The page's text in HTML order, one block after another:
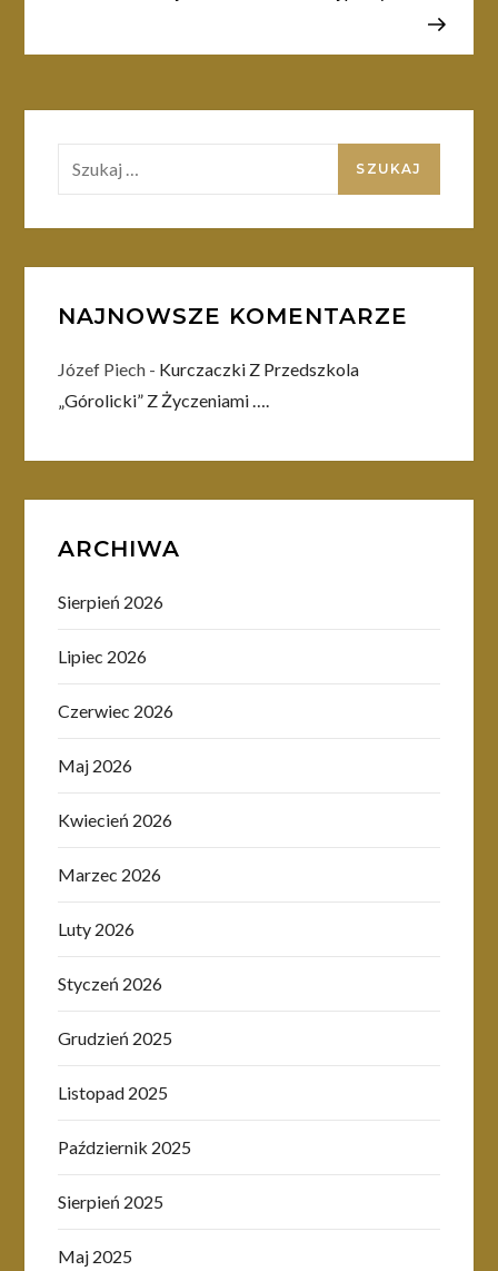
NAJNOWSZE KOMENTARZE
Józef Piech - Kurczaczki Z Przedszkola
„Górolicki” Z Życzeniami ….
ARCHIWA
Sierpień 2026
Lipiec 2026
Czerwiec 2026
Maj 2026
Kwiecień 2026
Marzec 2026
Luty 2026
Styczeń 2026
Grudzień 2025
Listopad 2025
Październik 2025
Sierpień 2025
Maj 2025